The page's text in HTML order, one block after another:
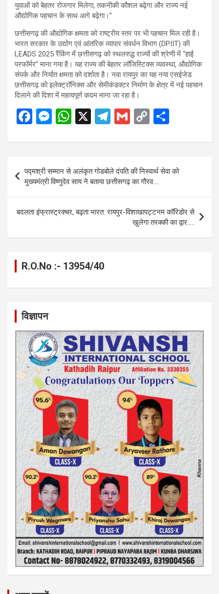
युवाओं को बेहतर रोजगार मिलेगा, तकनीकी कौशल बढ़ेगा और राज्य नई
औद्योगिक पहचान के साथ आगे बढ़ेगा।”
छत्तीसगढ़ की औद्योगिक क्षमता को राष्ट्रीय स्तर पर भी पहचान मिल रही है।
भारत सरकार के उद्योग एवं आंतरिक व्यापार संवर्धन विभाग (DPIIT) की
LEADS 2025 रैंकिंग में छत्तीसगढ़ को स्थलरुद्ध राज्यों की श्रेणी में “हाई
परफॉर्मर” माना गया है। यह राज्य की बेहतर लॉजिस्टिक्स व्यवस्था, औद्योगिक
संपर्क और निर्यात क्षमता को दर्शाता है। नवा रायपुर का यह नया एसईजेड
छत्तीसगढ़ को इलेक्ट्रॉनिक्स और सेमीकंडक्टर निर्माण के क्षेत्र में नई पहचान
दिलाने की दिशा में महत्वपूर्ण कदम माना जा रहा है।
F
ce
o
o
k
M
se
g
er
W
at
A
p
p
X
T
e
gr
a
m
G
ail
C
py
Li
n
k
ar
e
navigation
पद्मश्री सम्मान से अलंकृत गोडबोले दंपति की निस्वार्थ सेवा को
मुख्यमंत्री विष्णुदेव साय ने बताया छत्तीसगढ़ का गौरव….
बदलता इंफ्रास्ट्रक्चर, बढ़ता भारत: रायपुर-विशाखापट्टनम कॉरिडोर से
खुलेगा तरक्की का द्वार…..
R.O.No :- 13954/40
विज्ञापन